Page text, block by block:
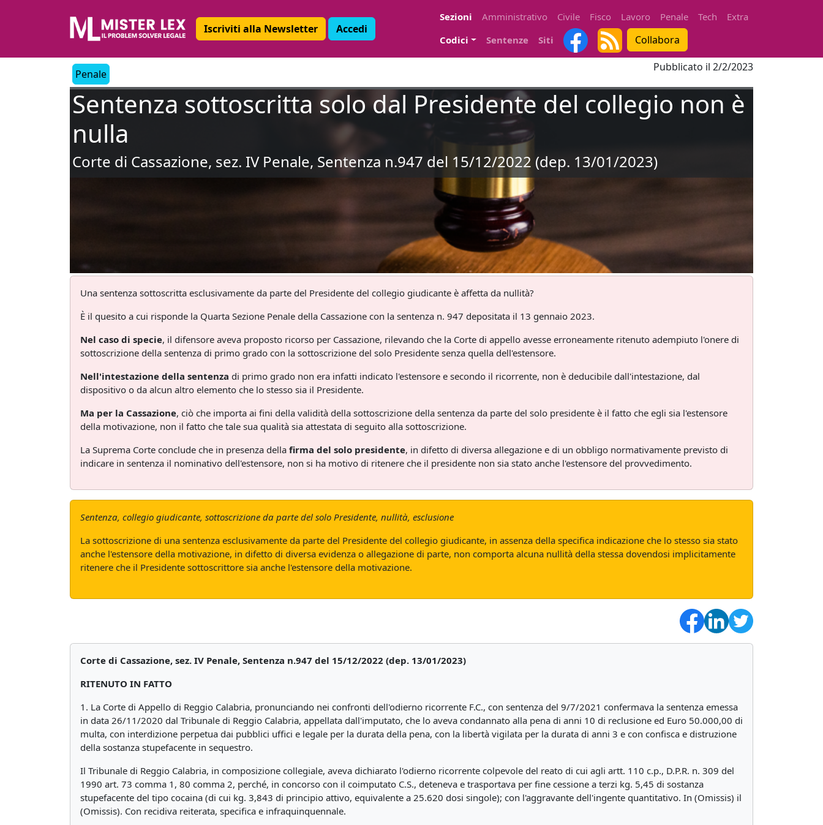
Iscriviti alla Newsletter Accedi
Sezioni Amministrativo Civile Fisco Lavoro Penale Tech
Extra
Codici
Sentenze Siti Collabora
Penale
Pubblicato il 2/2/2023
Sentenza sottoscritta solo dal Presidente del collegio non è
nulla
Corte di Cassazione, sez. IV Penale, Sentenza n.947 del 15/12/2022 (dep. 13/01/2023)
Una sentenza sottoscritta esclusivamente da parte del Presidente del collegio giudicante è affetta da nullità?
È il quesito a cui risponde la Quarta Sezione Penale della Cassazione con la sentenza n. 947 depositata il 13 gennaio 2023.
Nel caso di specie, il difensore aveva proposto ricorso per Cassazione, rilevando che la Corte di appello avesse erroneamente ritenuto adempiuto l'onere di
sottoscrizione della sentenza di primo grado con la sottoscrizione del solo Presidente senza quella dell'estensore.
Nell'intestazione della sentenza di primo grado non era infatti indicato l'estensore e secondo il ricorrente, non è deducibile dall'intestazione, dal
dispositivo o da alcun altro elemento che lo stesso sia il Presidente.
Ma per la Cassazione, ciò che importa ai fini della validità della sottoscrizione della sentenza da parte del solo presidente è il fatto che egli sia l'estensore
della motivazione, non il fatto che tale sua qualità sia attestata di seguito alla sottoscrizione.
La Suprema Corte conclude che in presenza della firma del solo presidente, in difetto di diversa allegazione e di un obbligo normativamente previsto di
indicare in sentenza il nominativo dell'estensore, non si ha motivo di ritenere che il presidente non sia stato anche l'estensore del provvedimento.
Sentenza, collegio giudicante, sottoscrizione da parte del solo Presidente, nullità, esclusione
La sottoscrizione di una sentenza esclusivamente da parte del Presidente del collegio giudicante, in assenza della specifica indicazione che lo stesso sia stato
anche l'estensore della motivazione, in difetto di diversa evidenza o allegazione di parte, non comporta alcuna nullità della stessa dovendosi implicitamente
ritenere che il Presidente sottoscrittore sia anche l'estensore della motivazione.
Corte di Cassazione, sez. IV Penale, Sentenza n.947 del 15/12/2022 (dep. 13/01/2023)
RITENUTO IN FATTO
1. La Corte di Appello di Reggio Calabria, pronunciando nei confronti dell'odierno ricorrente F.C., con sentenza del 9/7/2021 confermava la sentenza emessa
in data 26/11/2020 dal Tribunale di Reggio Calabria, appellata dall'imputato, che lo aveva condannato alla pena di anni 10 di reclusione ed Euro 50.000,00 di
multa, con interdizione perpetua dai pubblici uffici e legale per la durata della pena, con la libertà vigilata per la durata di anni 3 e con confisca e distruzione
della sostanza stupefacente in sequestro.
Il Tribunale di Reggio Calabria, in composizione collegiale, aveva dichiarato l'odierno ricorrente colpevole del reato di cui agli artt. 110 c.p., D.P.R. n. 309 del
1990 art. 73 comma 1, 80 comma 2, perché, in concorso con il coimputato C.S., deteneva e trasportava per fine cessione a terzi kg. 5,45 di sostanza
stupefacente del tipo cocaina (di cui kg. 3,843 di principio attivo, equivalente a 25.620 dosi singole); con l'aggravante dell'ingente quantitativo. In (Omissis) il
(Omissis). Con recidiva reiterata, specifica e infraquinquennale.